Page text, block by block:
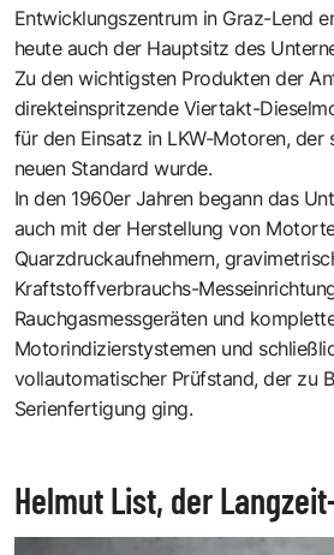
Entwicklungszentrum in Graz-Lend
heute auch der Hauptsitz des
Zu den wichtigsten Produkten der
direkteinspritzende Viertakt-
für den Einsatz in LKW-Motoren, der
neuen Standard wurde.
In den 1960er Jahren begann das
auch mit der Herstellung von
Quarzdruckaufnehmern,
Kraftstoffverbrauchs-
Rauchgasmessgeräten und
Motorindizierstystemen und
vollautomatischer Prüfstand, der zu
Serienfertigung ging.
Helmut List, der